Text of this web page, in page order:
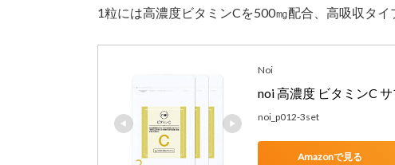
1粒には高濃度ビタミンCを500㎎配合、高吸収タイ
Noi
noi 高濃度 ビタミンC
noi_p012-3set
Amazonで見る